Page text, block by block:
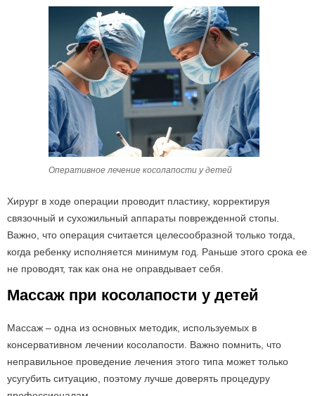
Оперативное лечение косолапости у детей
Хирург в ходе операции проводит пластику, корректируя
связочный и сухожильный аппараты поврежденной стопы.
Важно, что операция считается целесообразной только тогда,
когда ребенку исполняется минимум год. Раньше этого срока ее
не проводят, так как она не оправдывает себя.
Массаж при косолапости у детей
Массаж – одна из основных методик, используемых в
консервативном лечении косолапости. Важно помнить, что
неправильное проведение лечения этого типа может только
усугубить ситуацию, поэтому лучше доверять процедуру